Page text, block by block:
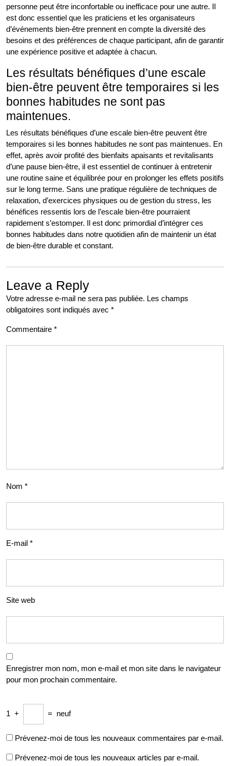
personne peut être inconfortable ou inefficace pour une autre. Il
est donc essentiel que les praticiens et les organisateurs
d’événements bien-être prennent en compte la diversité des
besoins et des préférences de chaque participant, afin de garantir
une expérience positive et adaptée à chacun.
Les résultats bénéfiques d’une escale
bien-être peuvent être temporaires si les
bonnes habitudes ne sont pas
maintenues.
Les résultats bénéfiques d’une escale bien-être peuvent être
temporaires si les bonnes habitudes ne sont pas maintenues. En
effet, après avoir profité des bienfaits apaisants et revitalisants
d’une pause bien-être, il est essentiel de continuer à entretenir
une routine saine et équilibrée pour en prolonger les effets positifs
sur le long terme. Sans une pratique régulière de techniques de
relaxation, d’exercices physiques ou de gestion du stress, les
bénéfices ressentis lors de l’escale bien-être pourraient
rapidement s’estomper. Il est donc primordial d’intégrer ces
bonnes habitudes dans notre quotidien afin de maintenir un état
de bien-être durable et constant.
Leave a Reply
Votre adresse e-mail ne sera pas publiée. Les champs
obligatoires sont indiqués avec *
Commentaire *
Nom *
E-mail *
Site web
Enregistrer mon nom, mon e-mail et mon site dans le navigateur
pour mon prochain commentaire.
1 + = neuf
Prévenez-moi de tous les nouveaux commentaires par e-mail.
Prévenez-moi de tous les nouveaux articles par e-mail.